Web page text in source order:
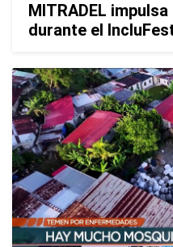
MITRADEL
durante el